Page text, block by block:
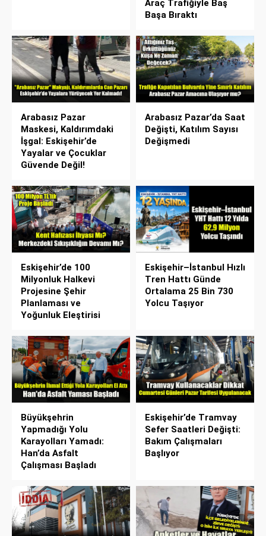
Araç Trafiğiyle Baş
Başa Bıraktı
Arabasız Pazar
Maskesi, Kaldırımdaki
İşgal: Eskişehir’de
Yayalar ve Çocuklar
Güvende Değil!
Arabasız Pazar’da Saat
Değişti, Katılım Sayısı
Değişmedi
Eskişehir’de 100
Milyonluk Halkevi
Projesine Şehir
Planlaması ve
Yoğunluk Eleştirisi
Eskişehir–İstanbul Hızlı
Tren Hattı Günde
Ortalama 25 Bin 730
Yolcu Taşıyor
Büyükşehrin
Yapmadığı Yolu
Karayolları Yamadı:
Han’da Asfalt
Çalışması Başladı
Eskişehir’de Tramvay
Sefer Saatleri Değişti:
Bakım Çalışmaları
Başlıyor